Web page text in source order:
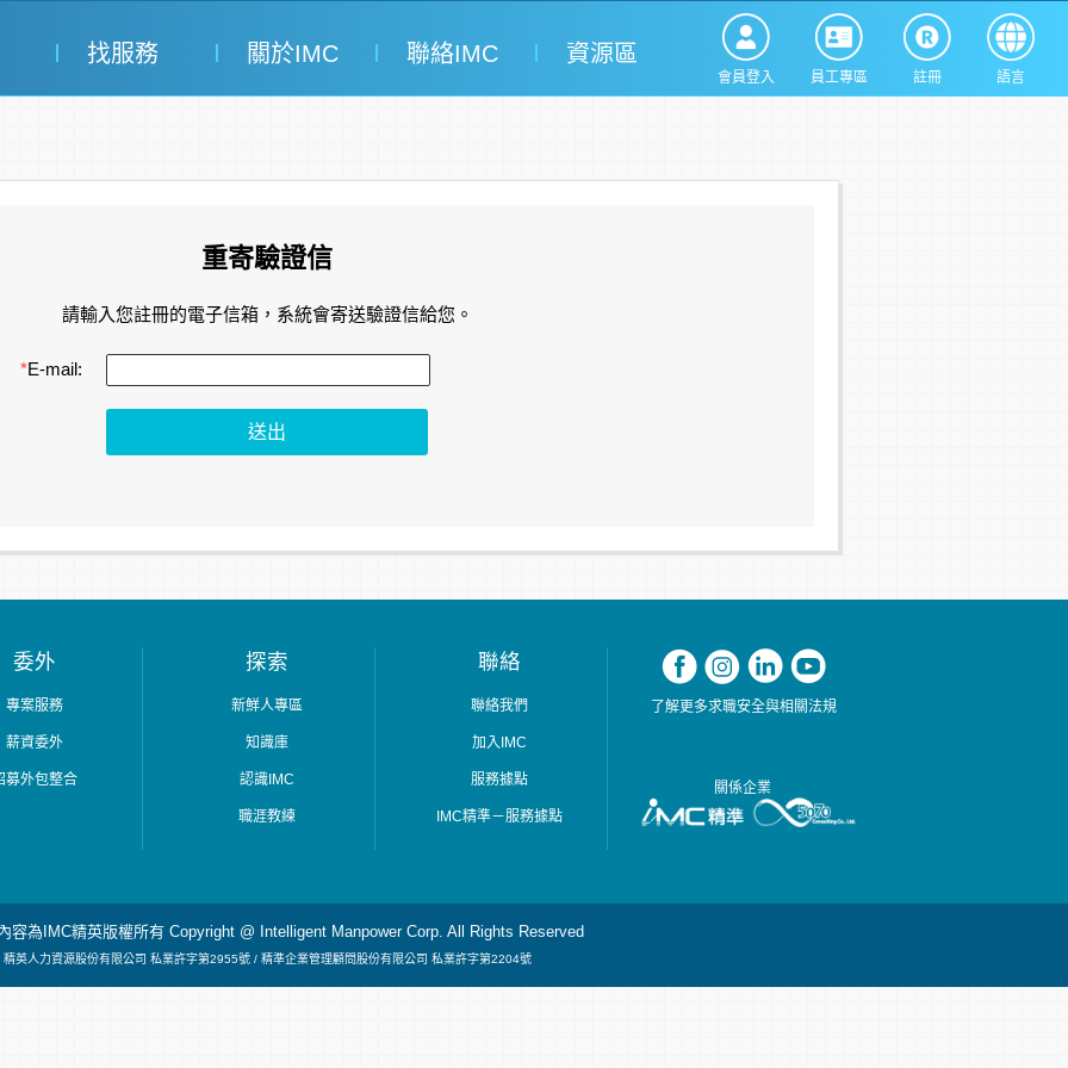
會員登入 員工專區 註冊 語言
找服務 關於IMC 聯絡IMC 資源區
重寄驗證信
請輸入您註冊的電子信箱，系統會寄送驗證信給您。
*E-mail:
委外
專案服務
薪資委外
募外包整合
探索
新鮮人專區
知識庫
認識IMC
職涯教練
聯絡
聯絡我們
加入IMC
服務據點
IMC精準－服務據點
了解更多求職安全與相關法規
關係企業
容為IMC精英版權所有 Copyright @ Intelligent Manpower Corp. All Rights Reserved
精英人力資源股份有限公司 私業許字第2955號/ 精準企業管理顧問股份有限公司 私業許字第2204號